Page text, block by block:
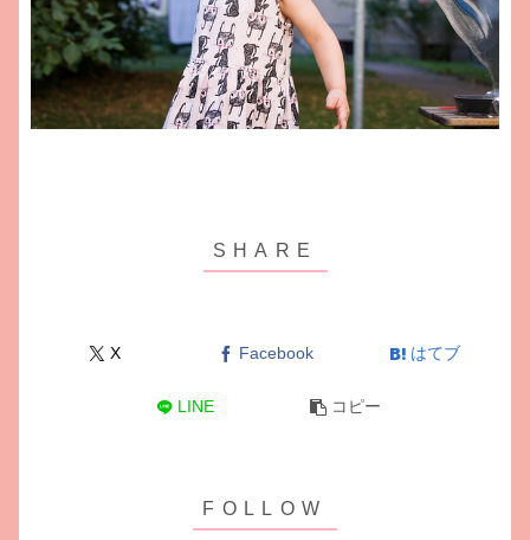
X Facebook はてブ
LINE コピー